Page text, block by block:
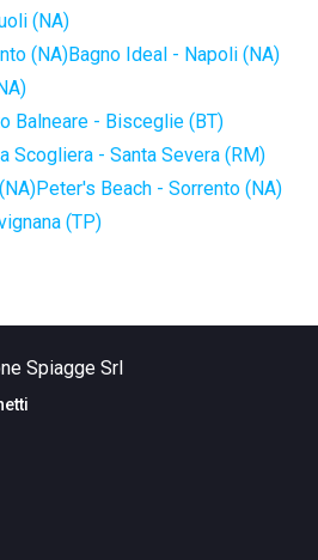
(NA)
(NA)Bagno Ideal - Napoli (NA)
Balneare - Bisceglie (BT)
Scogliera - Santa Severa (RM)
Peter's Beach - Sorrento (NA)
(TP)
Spiagge Srl